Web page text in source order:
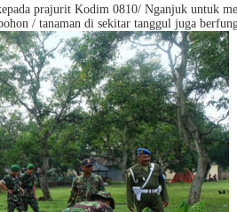
prajurit Kodim 0810/ Nganjuk untuk
/ tanaman di sekitar tanggul juga